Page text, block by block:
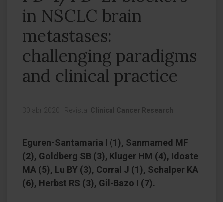
in NSCLC brain
metastases:
challenging paradigms
and clinical practice
30 abr 2020 Revista: Clinical Cancer Research
Eguren-Santamaria I (1), Sanmamed MF
(2), Goldberg SB (3), Kluger HM (4), Idoate
MA (5), Lu BY (3), Corral J (1), Schalper KA
(6), Herbst RS (3), Gil-Bazo I (7).